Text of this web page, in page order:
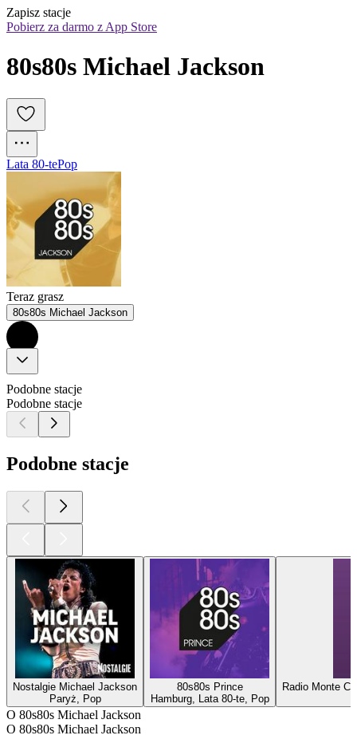
Zapisz stacje
Pobierz za darmo z App Store
80s80s Michael Jackson
Lata 80-tePop
Teraz grasz
80s80s Michael Jackson
Podobne stacje
Podobne stacje
Podobne stacje
Nostalgie Michael Jackson
Paryż, Pop
80s80s Prince
Hamburg, Lata 80-te, Pop
Radio Monte
O 80s80s Michael Jackson
O 80s80s Michael Jackson